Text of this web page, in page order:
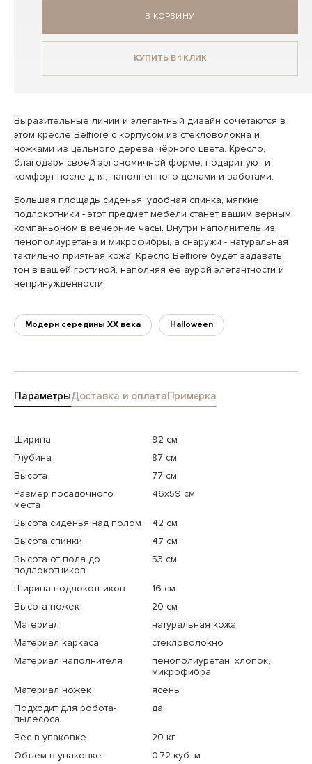
В КОРЗИНУ
КУПИТЬ В 1 КЛИК
Выразительные линии и элегантный дизайн сочетаются в
этом кресле Belfiore с корпусом из стекловолокна и
ножками из цельного дерева чёрного цвета. Кресло,
благодаря своей эргономичной форме, подарит уют и
комфорт после дня, наполненного делами и заботами.
Большая площадь сиденья, удобная спинка, мягкие
подлокотники - этот предмет мебели станет вашим верным
компаньоном в вечерние часы. Внутри наполнитель из
пенополиуретана и микрофибры, а снаружи - натуральная
тактильно приятная кожа. Кресло Belfiore будет задавать
тон в вашей гостиной, наполняя ее аурой элегантности и
непринужденности.
Модерн середины XX века Halloween
ПараметрыДоставка и оплатаПримерка
Ширина
92 см
Глубина
87 см
Высота
77 см
Размер посадочного
места
46x59 см
Высота сиденья над полом
42 см
Высота спинки
47 см
Высота от пола до
подлокотников
53 см
Ширина подлокотников
16 см
Высота ножек
20 см
Материал
натуральная кожа
Материал каркаса
стекловолокно
Материал наполнителя
пенополиуретан, хлопок,
микрофибра
Материал ножек
ясень
Подходит для робота-
пылесоса
да
Вес в упаковке
20 кг
Объем в упаковке
0.72 куб. м